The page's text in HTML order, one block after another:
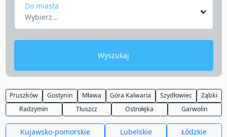
Do miasta
Wybierz...
Wyszukaj
Pruszków Gostynin Mława Góra Kalwaria Szydłowiec
Ząbki
Radzymin
Tłuszcz Ostrołęka Garwolin
Kujawsko-pomorskie Lubelskie
Łódzkie